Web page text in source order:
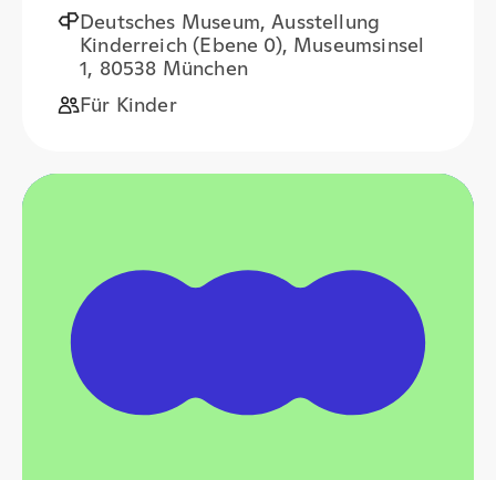
Deutsches Museum, Ausstellung
Kinderreich (Ebene 0), Museumsinsel
1, 80538 München
Für Kinder